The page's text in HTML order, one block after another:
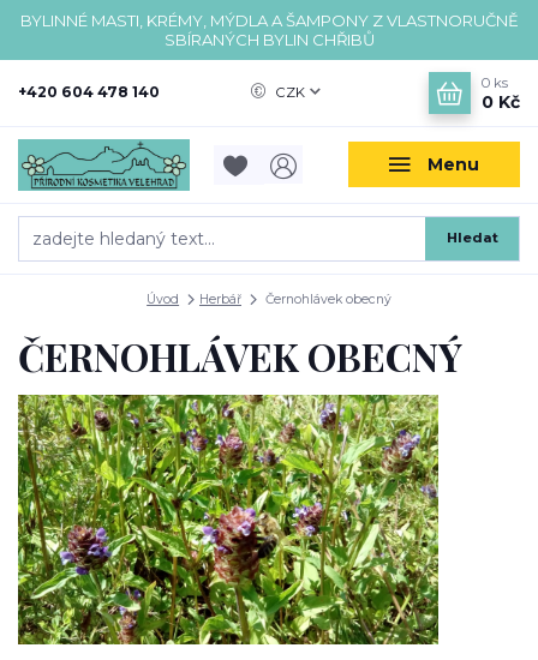
BYLINNÉ MASTI, KRÉMY, MÝDLA A ŠAMPONY Z VLASTNORUČNĚ
SBÍRANÝCH BYLIN CHŘIBŮ
Menu
CZK
Hledat
+420 604 478 140
0 ks
0 Kč
Úvod Herbář Černohlávek obecný
ČERNOHLÁVEK OBECNÝ